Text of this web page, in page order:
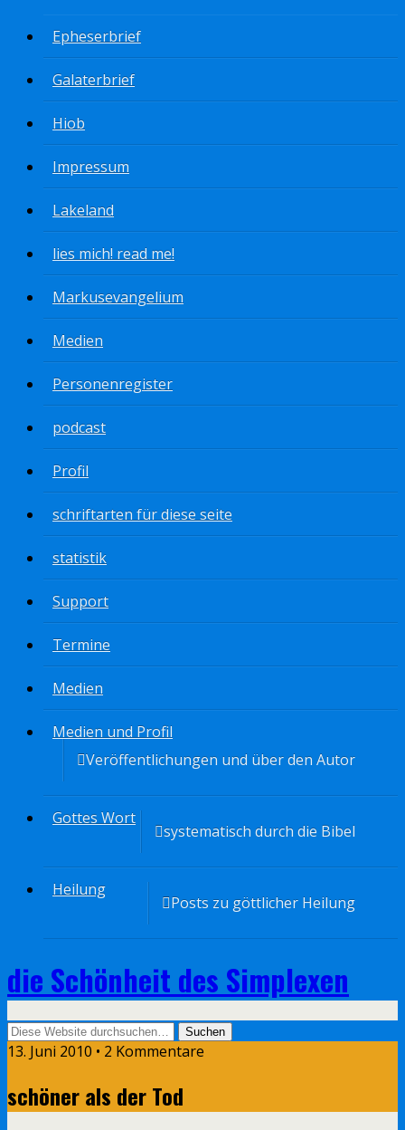
Epheserbrief
Galaterbrief
Hiob
Impressum
Lakeland
lies mich! read me!
Markusevangelium
Medien
Personenregister
podcast
Profil
schriftarten für diese seite
statistik
Support
Termine
Medien
Medien und Profil
Veröffentlichungen und über den Autor
Gottes Wort
systematisch durch die Bibel
Heilung
Posts zu göttlicher Heilung
die Schönheit des Simplexen
13. Juni 2010 • 2 Kommentare
schöner als der Tod